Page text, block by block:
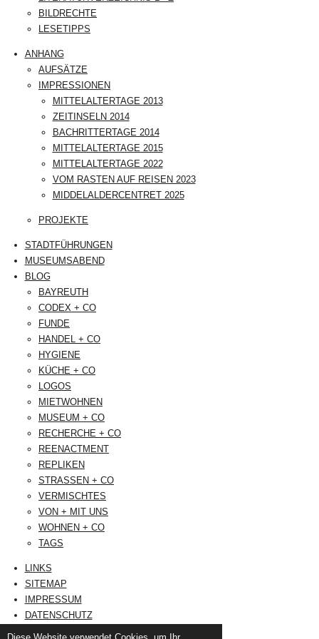
BILDRECHTE
LESETIPPS
ANHANG
AUFSÄTZE
IMPRESSIONEN
MITTELALTERTAGE 2013
ZEITINSELN 2014
BACHRITTERTAGE 2014
MITTELALTERTAGE 2015
MITTELALTERTAGE 2022
VOM RASTEN AUF REISEN 2023
MIDDELALDERCENTRET 2025
PROJEKTE
STADTFÜHRUNGEN
MUSEUMSABEND
BLOG
BAYREUTH
CODEX + CO
FUNDE
HANDEL + CO
HYGIENE
KÜCHE + CO
LOGOS
MIETWOHNEN
MUSEUM + CO
RECHERCHE + CO
REENACTMENT
REPLIKEN
STRASSEN + CO
VERMISCHTES
VON + MIT UNS
WOHNEN + CO
TAGS
LINKS
SITEMAP
IMPRESSUM
DATENSCHUTZ